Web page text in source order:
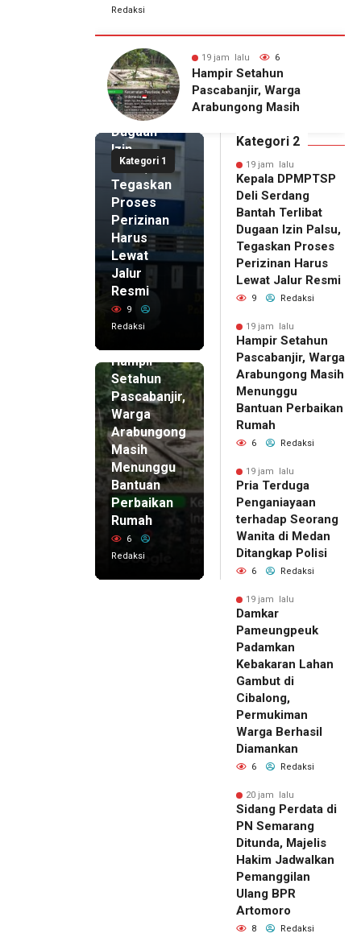
Redaksi
19 jam lalu 6
Pria Terduga
Penganiayaan terhadap
Seorang Wanita di
Kategori 1
19 jam lalu
Deli
Serdang
Bantah
Terlibat
Dugaan
Izin
Palsu,
Tegaskan
Proses
Perizinan
Harus
Lewat
Jalur
Resmi
9
Redaksi
Hampir
Setahun
Pascabanjir,
Warga
Arabungong
Masih
Menunggu
Bantuan
Perbaikan
Rumah
6
Redaksi
Kategori 2
19 jam lalu
Kepala DPMPTSP
Deli Serdang
Bantah Terlibat
Dugaan Izin Palsu,
Tegaskan Proses
Perizinan Harus
Lewat Jalur Resmi
9 Redaksi
19 jam lalu
Hampir Setahun
Pascabanjir, Warga
Arabungong Masih
Menunggu
Bantuan Perbaikan
Rumah
6 Redaksi
19 jam lalu
Pria Terduga
Penganiayaan
terhadap Seorang
Wanita di Medan
Ditangkap Polisi
6 Redaksi
19 jam lalu
Damkar
Pameungpeuk
Padamkan
Kebakaran Lahan
Gambut di
Cibalong,
Permukiman
Warga Berhasil
Diamankan
6 Redaksi
20 jam lalu
Sidang Perdata di
PN Semarang
Ditunda, Majelis
Hakim Jadwalkan
Pemanggilan
Ulang BPR
Artomoro
8 Redaksi